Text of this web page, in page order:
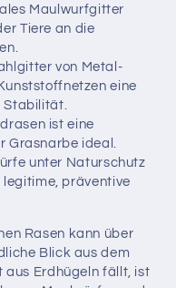
Maulwurfgitter
Tiere an die
von Metal-
eine
Stabilität.
ist eine
Grasnarbe ideal.
unter Naturschutz
legitime, präventive
Rasen kann über
Blick aus dem
aus Erdhügeln fällt, ist